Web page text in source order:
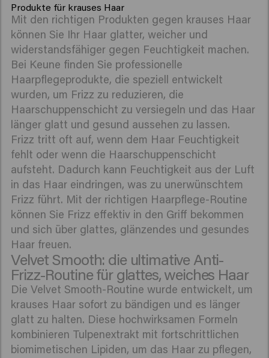
Produkte für krauses Haar
Mit den richtigen Produkten gegen krauses Haar
können Sie Ihr Haar glatter, weicher und
widerstandsfähiger gegen Feuchtigkeit machen.
Bei Keune finden Sie professionelle
Haarpflegeprodukte, die speziell entwickelt
wurden, um Frizz zu reduzieren, die
Haarschuppenschicht zu versiegeln und das Haar
länger glatt und gesund aussehen zu lassen.
Frizz tritt oft auf, wenn dem Haar Feuchtigkeit
fehlt oder wenn die Haarschuppenschicht
aufsteht. Dadurch kann Feuchtigkeit aus der Luft
in das Haar eindringen, was zu unerwünschtem
Frizz führt. Mit der richtigen Haarpflege-Routine
können Sie Frizz effektiv in den Griff bekommen
und sich über glattes, glänzendes und gesundes
Haar freuen.
Velvet Smooth: die ultimative Anti-
Frizz-Routine für glattes, weiches Haar
Die Velvet Smooth-Routine wurde entwickelt, um
krauses Haar sofort zu bändigen und es länger
glatt zu halten. Diese hochwirksamen Formeln
kombinieren Tulpenextrakt mit fortschrittlichen
biomimetischen Lipiden, um das Haar zu pflegen,